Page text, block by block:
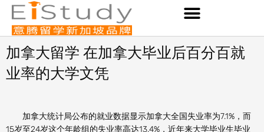
Skip
content
加拿大留学 在加拿大毕业后百分百就
业率的大学文凭
加拿大统计局公布的就业数据显示加拿大全国失业率为7.1%，而
15岁至24岁这个年龄组的失业率高达13.4%，近年来大学毕业生毕业